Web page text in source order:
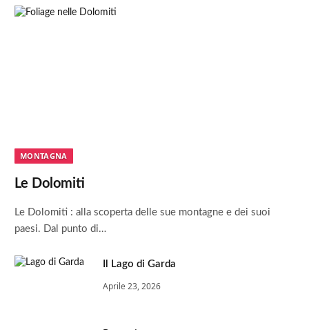
MONTAGNA
Le Dolomiti
Le Dolomiti : alla scoperta delle sue montagne e dei suoi
paesi. Dal punto di…
Il Lago di Garda
Aprile 23, 2026